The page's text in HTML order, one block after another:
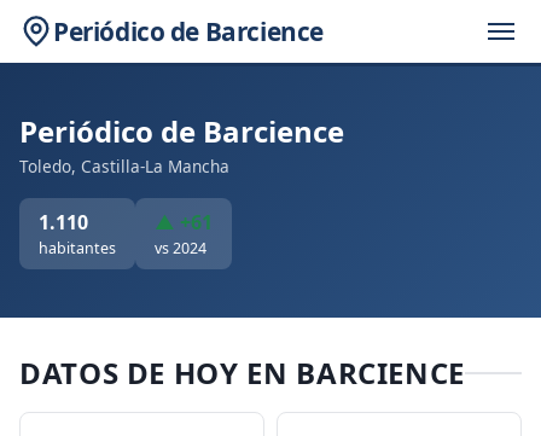
Periódico de Barcience
Periódico de Barcience
Toledo, Castilla-La Mancha
1.110
habitantes
▲ +61
vs 2024
DATOS DE HOY EN BARCIENCE